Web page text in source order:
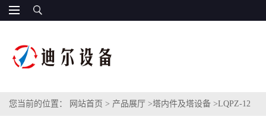
您当前的位置： 网站首页 > 产品展厅 >塔内件及塔设备 >LQPZ-12